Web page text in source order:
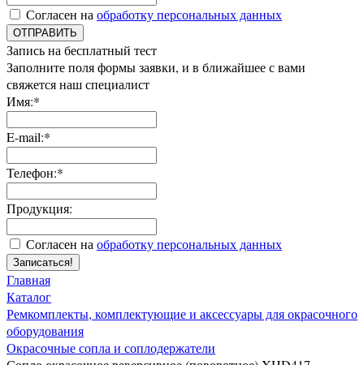
Согласен на обработку персональных данных
ОТПРАВИТЬ
Запись на бесплатный тест
Заполните поля формы заявки, и в ближайшее с вами
свяжется наш специалист
Имя:*
E-mail:*
Телефон:*
Продукция:
Согласен на обработку персональных данных
Записаться!
Главная
Каталог
Ремкомплекты, комплектующие и аксессуары для окрасочного
оборудования
Окрасочные сопла и соплодержатели